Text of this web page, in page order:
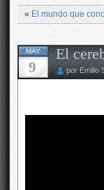
« El mundo que
MAY
9
El
por